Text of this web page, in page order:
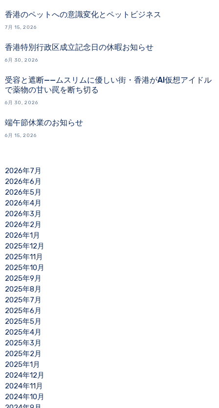
香港のペットへの意識変化とペットビジネス
7月 15, 2026
香港特別行政区成立記念日の休暇お知らせ
6月 30, 2026
受容と遮断——ムスリムに優しい街・香港がAI仮想アイドル
で薬物の甘い罠を断ち切る
6月 30, 2026
端午節休業のお知らせ
6月 15, 2026
2026年7月
2026年6月
2026年5月
2026年4月
2026年3月
2026年2月
2026年1月
2025年12月
2025年11月
2025年10月
2025年9月
2025年8月
2025年7月
2025年6月
2025年5月
2025年4月
2025年3月
2025年2月
2025年1月
2024年12月
2024年11月
2024年10月